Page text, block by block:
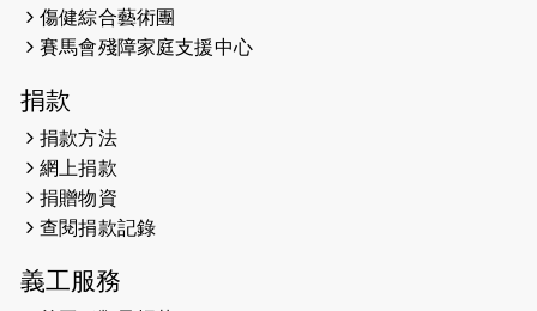
2023-09-30
社會共融理念 港聞 2023.09.30
2023-06-28
2023-06-15
2023-06-07
傷健綜合藝術團
賽馬會殘障家庭支援中心
捐款
捐款方法
網上捐款
捐贈物資
查閱捐款記錄
義工服務